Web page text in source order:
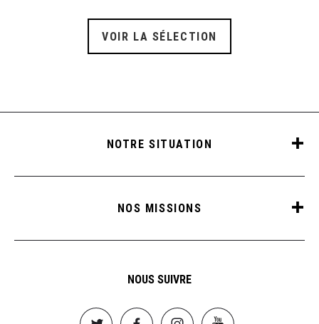
VOIR LA SÉLECTION
NOTRE SITUATION
NOS MISSIONS
NOUS SUIVRE
Image Image Image Image